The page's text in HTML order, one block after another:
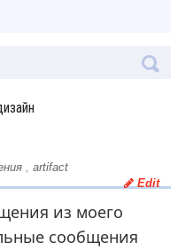
, artifact
Edit
из моего
сообщения